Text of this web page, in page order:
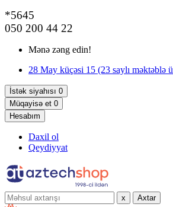
*5645
050 200 44 22
Mənə zəng edin!
28 May küçəsi 15 (23 saylı məktəblə
İstək siyahısı 0
Müqayisə et 0
Hesabım
Daxil ol
Qeydiyyat
x Axtar